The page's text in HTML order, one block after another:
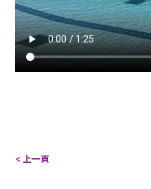
< 上一頁